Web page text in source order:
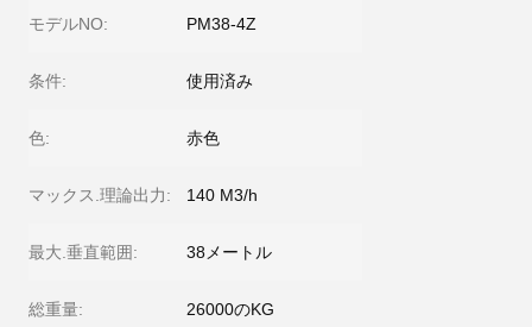
モデルNO: PM38-4Z
条件: 使用済み
色: 赤色
マックス.理論出力: 140 M3/h
最大.垂直範囲: 38メートル
総重量: 26000のKG